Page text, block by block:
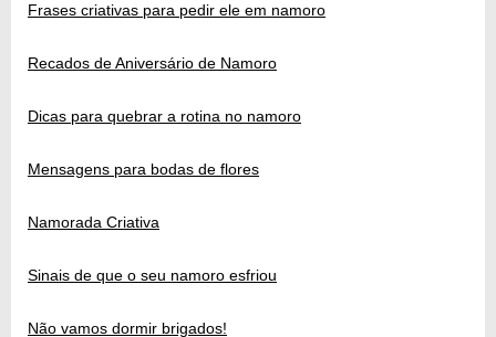
Frases criativas para pedir ele em namoro
Recados de Aniversário de Namoro
Dicas para quebrar a rotina no namoro
Mensagens para bodas de flores
Namorada Criativa
Sinais de que o seu namoro esfriou
Não vamos dormir brigados!